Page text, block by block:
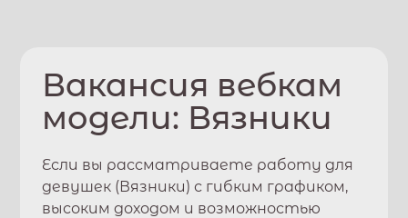
Вакансия вебкам
модели: Вязники
Если вы рассматриваете работу для
девушек (Вязники) с гибким графиком,
высоким доходом и возможностью